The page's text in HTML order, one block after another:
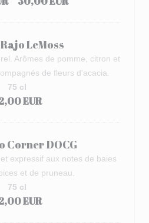
LeMoss
Arômes de pomme, citron et
de fleurs d'acacia.
EUR
75 cl
Corner DOCG
expressif aux notes de baies
et de pruneau.
EUR
75 cl